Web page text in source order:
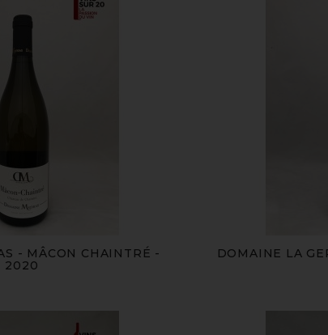
- MÂCON CHAINTRÉ -
2020
DOMAINE LA